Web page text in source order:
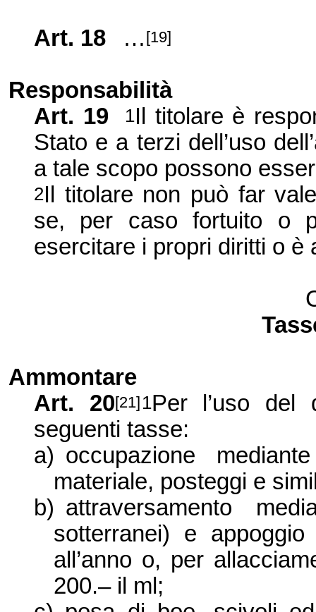
Art. 18 … [19]
Responsabilità
Art. 19
1Il titolare è
Stato e a terzi dell’uso
a tale scopo possono
2Il titolare non può far
se, per caso fortuito o
esercitare i propri diritti o è
Ammontare
Art. 20[21] 1Per l’uso del
seguenti tasse:
a) occupazione
materiale, posteggi e
b) attraversamento
sotterranei) e
all’anno o, per
200.– il ml;